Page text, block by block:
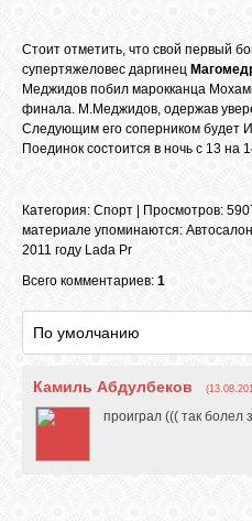
ФОРУМ
О САЙТЕ
Стоит отметить, что свой первый
супертяжеловес даргинец
Меджидов побил марокканца
финала. М.Меджидов, одержав
Следующим его соперником будет
Поединок состоится в ночь с 13 на
Категория: Спорт Просмотров:
материале упоминаются:
2011 году Lada Pr
Всего комментариев: 1
Камиль Абдулбеков
проиграл ((( так болел